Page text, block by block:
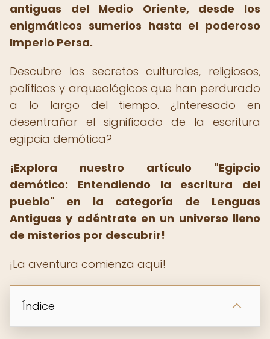
antiguas del Medio Oriente, desde los
enigmáticos sumerios hasta el poderoso
Imperio Persa.
Descubre los secretos culturales, religiosos,
políticos y arqueológicos que han perdurado
a lo largo del tiempo. ¿Interesado en
desentrañar el significado de la escritura
egipcia demótica?
¡Explora nuestro artículo "Egipcio
demótico: Entendiendo la escritura del
pueblo" en la categoría de Lenguas
Antiguas y adéntrate en un universo lleno
de misterios por descubrir!
¡La aventura comienza aquí!
Índice